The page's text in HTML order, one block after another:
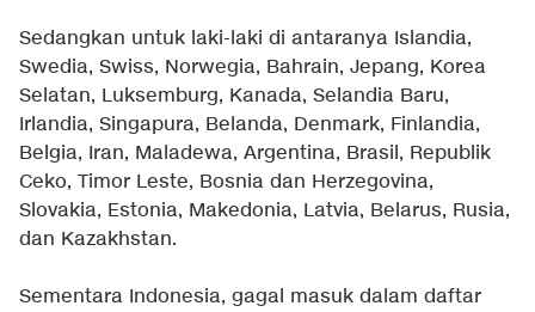
Sedangkan untuk laki-laki di antaranya Islandia,
Swedia, Swiss, Norwegia, Bahrain, Jepang, Korea
Selatan, Luksemburg, Kanada, Selandia Baru,
Irlandia, Singapura, Belanda, Denmark, Finlandia,
Belgia, Iran, Maladewa, Argentina, Brasil, Republik
Ceko, Timor Leste, Bosnia dan Herzegovina,
Slovakia, Estonia, Makedonia, Latvia, Belarus, Rusia,
dan Kazakhstan.
Sementara Indonesia, gagal masuk dalam daftar